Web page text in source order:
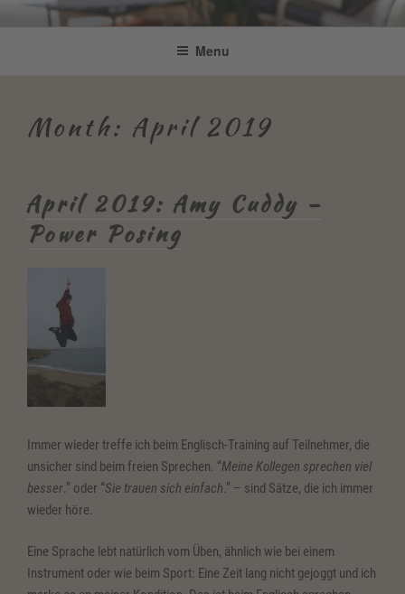
to
Be Connected by Bettina Bonkas
Resilienz | Coaching | Englisch +
Menu
Month: April 2019
April 2019: Amy Cuddy –
Power Posing
Immer wieder treffe ich beim Englisch-Training auf Teilnehmer, die
unsicher sind beim freien Sprechen. “Meine Kollegen sprechen viel
besser.” oder “Sie trauen sich einfach.” – sind Sätze, die ich immer
wieder höre.
Eine Sprache lebt natürlich vom Üben, ähnlich wie bei einem
Instrument oder wie beim Sport: Eine Zeit lang nicht gejoggt und ich